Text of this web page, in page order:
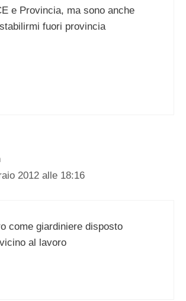
e Provincia, ma sono anche
fuori provincia
2012 alle 18:16
come giardiniere disposto
al lavoro